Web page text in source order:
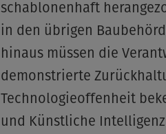
schablonenhaft
in den übrigen
hinaus müssen die
demonstrierte
Technologieoffenheit
und Künstliche